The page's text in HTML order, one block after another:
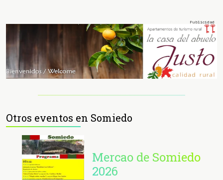
Otros eventos en Somiedo
Mercao de Somiedo
2026